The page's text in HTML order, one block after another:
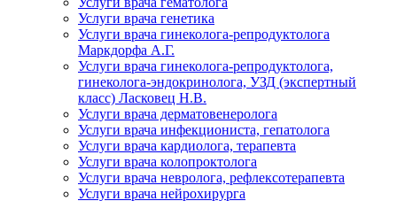
Услуги врача генетика
Услуги врача гинеколога-репродуктолога
Маркдорфа А.Г.
Услуги врача гинеколога-репродуктолога,
гинеколога-эндокринолога, УЗД (экспертный
класс) Ласковец Н.В.
Услуги врача дерматовенеролога
Услуги врача инфекциониста, гепатолога
Услуги врача кардиолога, терапевта
Услуги врача колопроктолога
Услуги врача невролога, рефлексотерапевта
Услуги врача нейрохирурга